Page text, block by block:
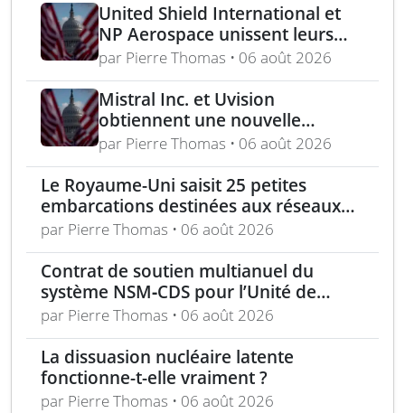
United Shield International et
NP Aerospace unissent leurs
forces pour renforcer le soutien
aux équipes américaines de
déminage
par Pierre Thomas • 06 août 2026
Mistral Inc. et Uvision
obtiennent une nouvelle
commande pour le programme
US Army Lethal Unmanned
Systems
par Pierre Thomas • 06 août 2026
Le Royaume-Uni saisit 25 petites
embarcations destinées aux réseaux
de passeurs pour la Manche
par Pierre Thomas • 06 août 2026
Contrat de soutien multianuel du
système NSM‑CDS pour l’Unité de
missiles navals polonaise
par Pierre Thomas • 06 août 2026
La dissuasion nucléaire latente
fonctionne-t-elle vraiment ?
par Pierre Thomas • 06 août 2026